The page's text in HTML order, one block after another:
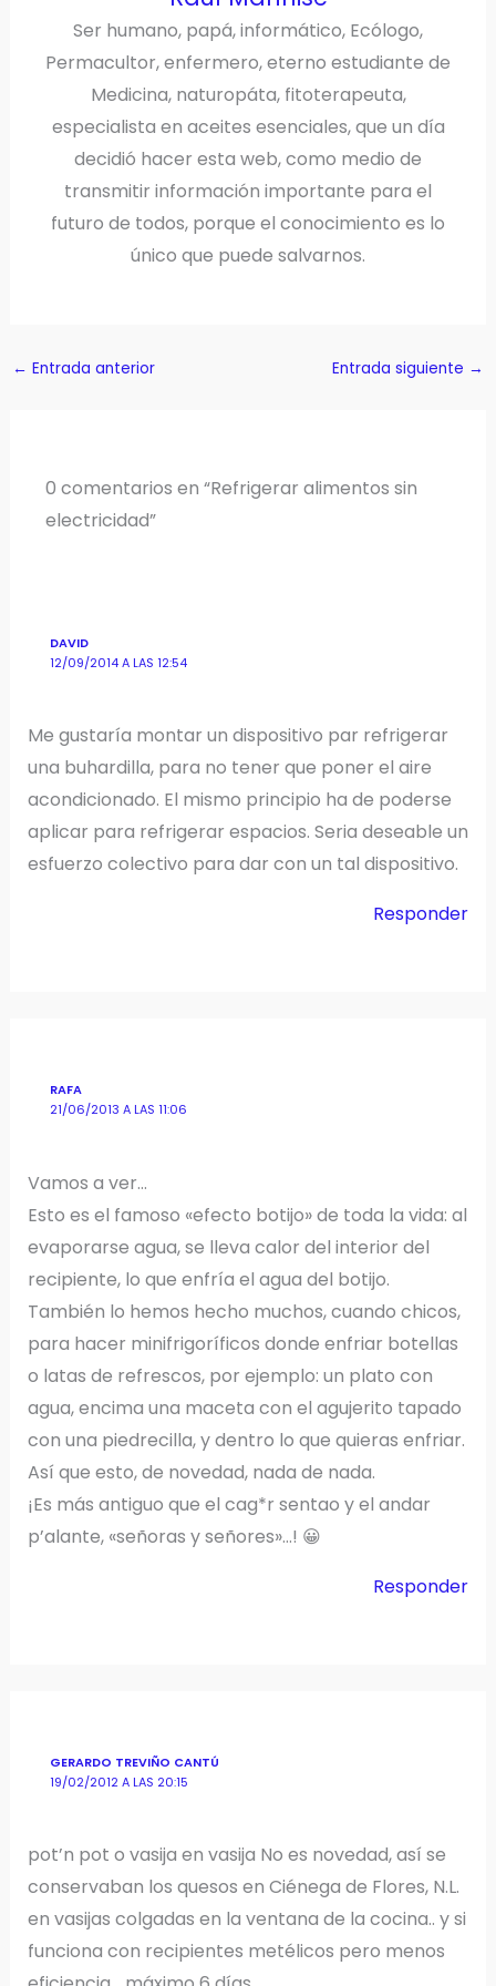
Ser humano, papá, informático, Ecólogo,
Permacultor, enfermero, eterno estudiante de
Medicina, naturopáta, fitoterapeuta,
especialista en aceites esenciales, que un día
decidió hacer esta web, como medio de
transmitir información importante para el
futuro de todos, porque el conocimiento es lo
único que puede salvarnos.
← Entrada anterior Entrada siguiente →
0 comentarios en “Refrigerar alimentos sin
electricidad”
DAVID
12/09/2014 A LAS 12:54
Me gustaría montar un dispositivo par refrigerar
una buhardilla, para no tener que poner el aire
acondicionado. El mismo principio ha de poderse
aplicar para refrigerar espacios. Seria deseable un
esfuerzo colectivo para dar con un tal dispositivo.
Responder
RAFA
21/06/2013 A LAS 11:06
Vamos a ver…
Esto es el famoso «efecto botijo» de toda la vida: al
evaporarse agua, se lleva calor del interior del
recipiente, lo que enfría el agua del botijo.
También lo hemos hecho muchos, cuando chicos,
para hacer minifrigoríficos donde enfriar botellas
o latas de refrescos, por ejemplo: un plato con
agua, encima una maceta con el agujerito tapado
con una piedrecilla, y dentro lo que quieras enfriar.
Así que esto, de novedad, nada de nada.
¡Es más antiguo que el cag*r sentao y el andar
p’alante, «señoras y señores»…! 😀
Responder
GERARDO TREVIÑO CANTÚ
19/02/2012 A LAS 20:15
pot’n pot o vasija en vasija No es novedad, así se
conservaban los quesos en Ciénega de Flores, N.L.
en vasijas colgadas en la ventana de la cocina.. y si
funciona con recipientes metélicos pero menos